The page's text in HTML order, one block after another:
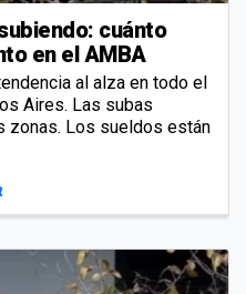
cuánto
en el AMBA
al alza en todo el
Aires. Las subas
zonas. Los sueldos están